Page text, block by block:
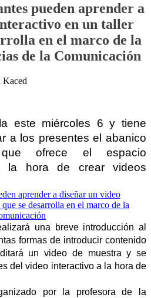
pueden aprender a
en un taller
en el marco de la
de la Comunicación
Kaced
este miércoles 6 y tiene
a los presentes el abanico
ofrece el espacio
la hora de crear videos
una breve introducción al
formas de introducir contenido
un video de muestra y se
del video interactivo a la hora de
por la profesora de la